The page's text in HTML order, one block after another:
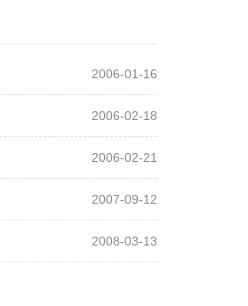
2006-01-16
2006-02-18
2006-02-21
2007-09-12
2008-03-13